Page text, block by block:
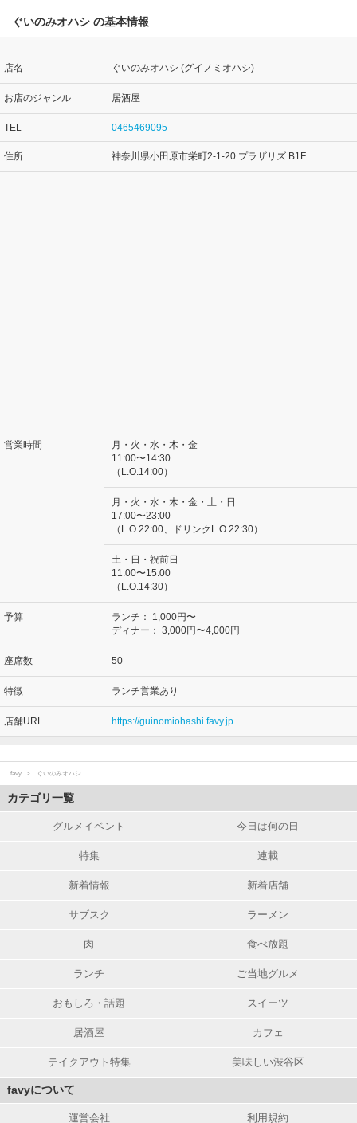
ぐいのみオハシ の基本情報
店名 ぐいのみオハシ (グイノミオハシ)
お店のジャンル 居酒屋
TEL 0465469095
住所 神奈川県小田原市栄町2-1-20 プラザリズ B1F
営業時間
月・火・水・木・金
11:00〜14:30
（L.O.14:00）
月・火・水・木・金・土・日
17:00〜23:00
（L.O.22:00、ドリンクL.O.22:30）
土・日・祝前日
11:00〜15:00
（L.O.14:30）
予算 ランチ：
1,000円〜
ディナー： 3,000円〜4,000円
座席数 50
特徴 ランチ営業あり
店舗URL https://guinomiohashi.favy.jp
favy ぐいのみオハシ
カテゴリ一覧
グルメイベント 今日は何の日
特集 連載
新着情報 新着店舗
サブスク ラーメン
肉 食べ放題
ランチ ご当地グルメ
おもしろ・話題 スイーツ
居酒屋 カフェ
テイクアウト特集 美味しい渋谷区
favyについて
運営会社 利用規約